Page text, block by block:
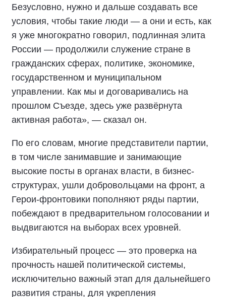
Безусловно, нужно и дальше создавать все
условия, чтобы такие люди — а они и есть, как
я уже многократно говорил, подлинная элита
России — продолжили служение стране в
гражданских сферах, политике, экономике,
государственном и муниципальном
управлении. Как мы и договаривались на
прошлом Съезде, здесь уже развёрнута
активная работа», — сказал он.
По его словам, многие представители партии,
в том числе занимавшие и занимающие
высокие посты в органах власти, в бизнес-
структурах, ушли добровольцами на фронт, а
Герои-фронтовики пополняют ряды партии,
побеждают в предварительном голосовании и
выдвигаются на выборах всех уровней.
Избирательный процесс — это проверка на
прочность нашей политической системы,
исключительно важный этап для дальнейшего
развития страны, для укрепления